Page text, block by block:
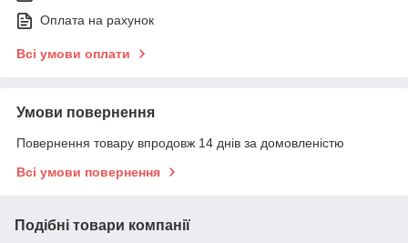
Оплата на рахунок
Всі умови оплати
Умови повернення
Повернення товару впродовж 14 днів за домовленістю
Всі умови повернення
Подібні товари компанії